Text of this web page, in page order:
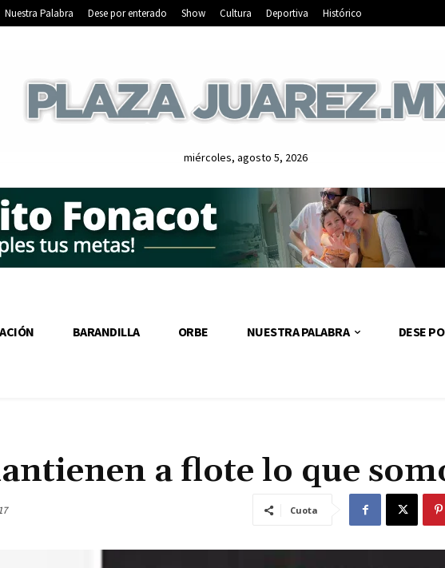
Nuestra Palabra Dese por enterado Show Cultura Deportiva Histórico
miércoles, agosto 5, 2026
BARANDILLA ORBE NUESTRA PALABRA DESE
a flote lo que
Cuota